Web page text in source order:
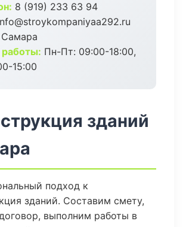
8 (919) 233 63 94
Самара
Пн-Пт: 09:00-18:00,
15:00
зданий
подход к
зданий. Составим смету,
выполним работы в